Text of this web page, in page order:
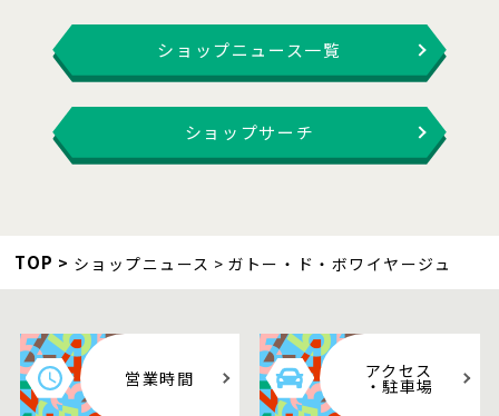
ショップニュース一覧
ショップサーチ
TOP ショップニュース ガトー・ド・ボワイヤージュ
営業時間 アクセス
・駐車場